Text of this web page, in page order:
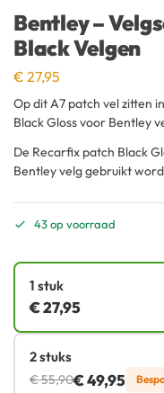
Bentley –
Black Velgen
€ 27,95
Op dit A7 patch vel zitten
Black Gloss voor Bentley
De Recarfix patch Black
Bentley velg gebruikt
43 op voorraad
1 stuk
€27,95
2 stuks
€55,90€49,95